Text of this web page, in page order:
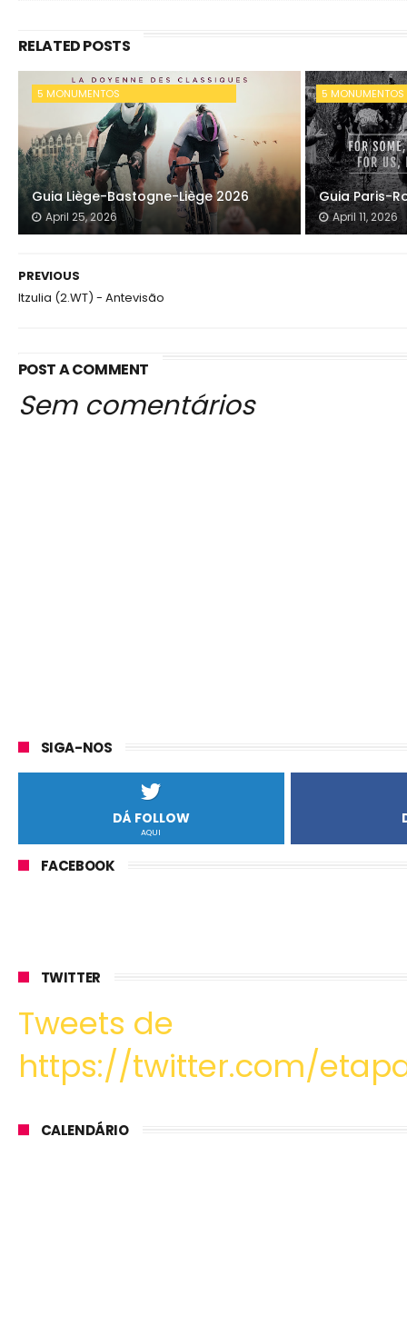
RELATED POSTS
5 MONUMENTOS
Guia Liège-Bastogne-Liège 2026
April 25, 2026
5 MONUMENTOS
Guia Paris-
April 11, 2026
PREVIOUS
Itzulia (2.WT) - Antevisão
POST A COMMENT
Sem comentários
SIGA-NOS
DÁ FOLLOW
AQUI
FACEBOOK
TWITTER
Tweets de
https://twitter.com/
CALENDÁRIO